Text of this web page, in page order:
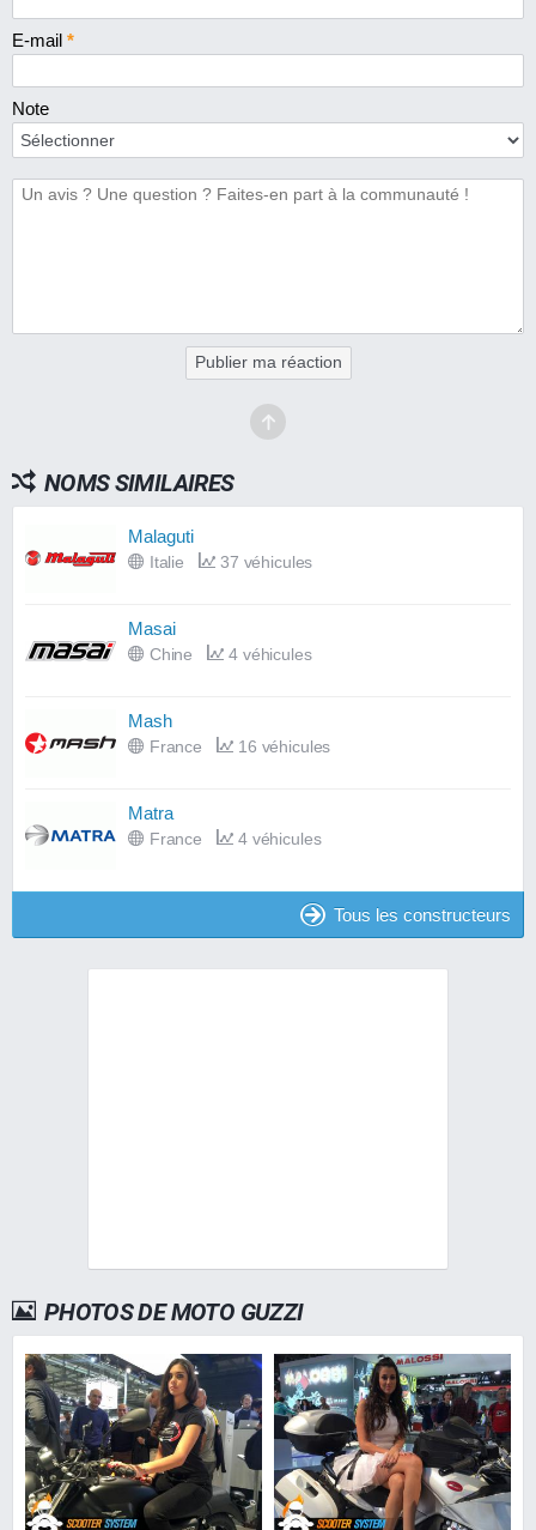
E-mail *
Note
Publier ma réaction
NOMS SIMILAIRES
Malaguti
Italie 37 véhicules
Masai
Chine 4 véhicules
Mash
France 16 véhicules
Matra
France 4 véhicules
Tous les constructeurs
PHOTOS DE MOTO GUZZI